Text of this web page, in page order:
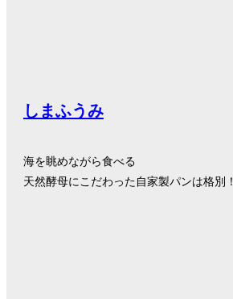
しまふうみ
海を眺めながら食べる
天然酵母にこだわった自家製パンは格別！